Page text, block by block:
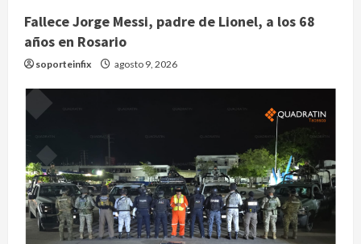
Fallece Jorge Messi, padre de Lionel, a los 68
años en Rosario
soporteinfix agosto 9, 2026